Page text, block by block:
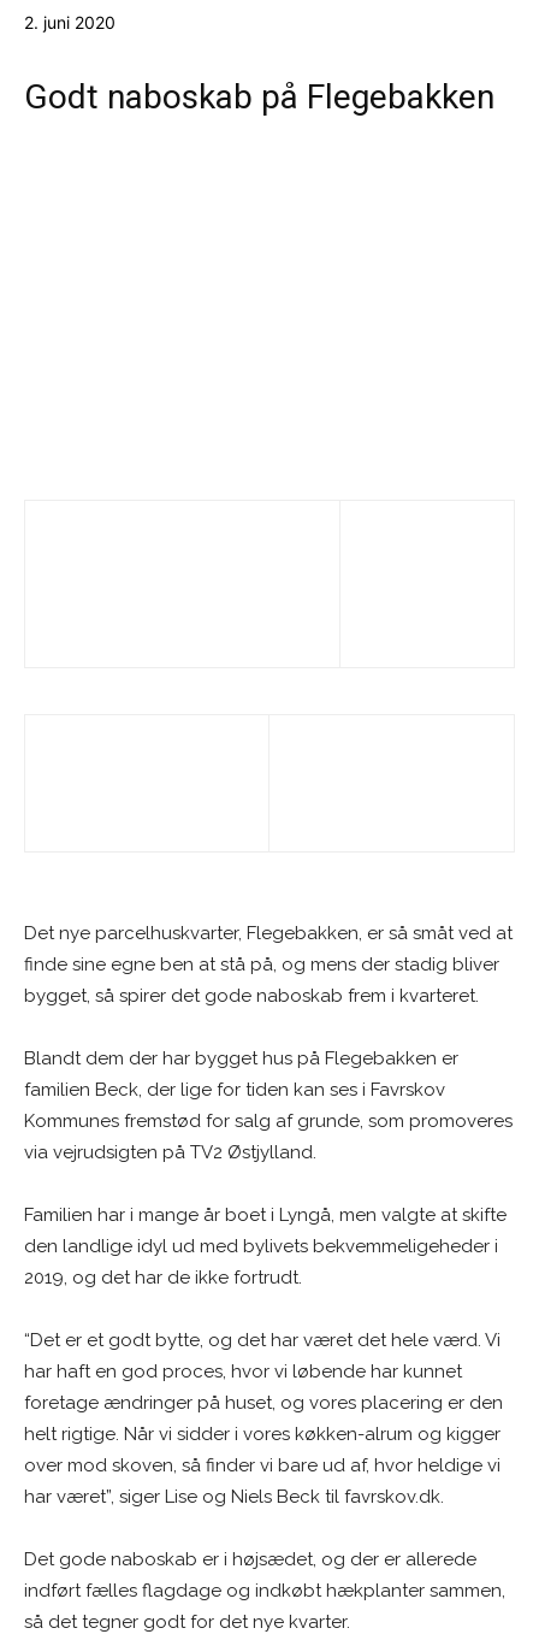
2. juni 2020
Godt naboskab på Flegebakken
Det nye parcelhuskvarter, Flegebakken, er så småt ved at
finde sine egne ben at stå på, og mens der stadig bliver
bygget, så spirer det gode naboskab frem i kvarteret.
Blandt dem der har bygget hus på Flegebakken er
familien Beck, der lige for tiden kan ses i Favrskov
Kommunes fremstød for salg af grunde, som promoveres
via vejrudsigten på TV2 Østjylland.
Familien har i mange år boet i Lyngå, men valgte at skifte
den landlige idyl ud med bylivets bekvemmeligeheder i
2019, og det har de ikke fortrudt.
“Det er et godt bytte, og det har været det hele værd. Vi
har haft en god proces, hvor vi løbende har kunnet
foretage ændringer på huset, og vores placering er den
helt rigtige. Når vi sidder i vores køkken-alrum og kigger
over mod skoven, så finder vi bare ud af, hvor heldige vi
har været”, siger Lise og Niels Beck til favrskov.dk.
Det gode naboskab er i højsædet, og der er allerede
indført fælles flagdage og indkøbt hækplanter sammen,
så det tegner godt for det nye kvarter.